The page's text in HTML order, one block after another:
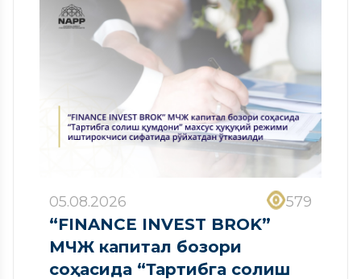
05.08.2026 579
“FINANCE INVEST BROK”
МЧЖ капитал бозори
соҳасида “Тартибга солиш